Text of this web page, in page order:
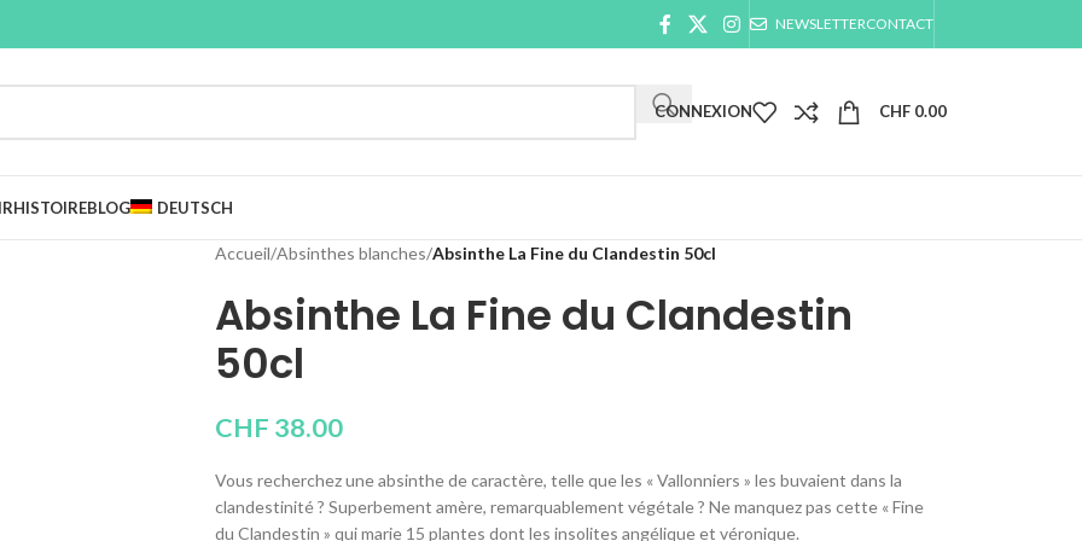
NEWSLETTERCONTACT
CONNEXION CHF 0.00
HISTOIREBLOG DEUTSCH
Accueil/Absinthes blanches/Absinthe La Fine du Clandestin 50cl
Absinthe La Fine du Clandestin
50cl
CHF 38.00
Vous recherchez une absinthe de caractère, telle que les « Vallonniers » les buvaient dans la
clandestinité ? Superbement amère, remarquablement végétale ? Ne manquez pas cette « Fine
du Clandestin » qui marie 15 plantes dont les insolites angélique et véronique.